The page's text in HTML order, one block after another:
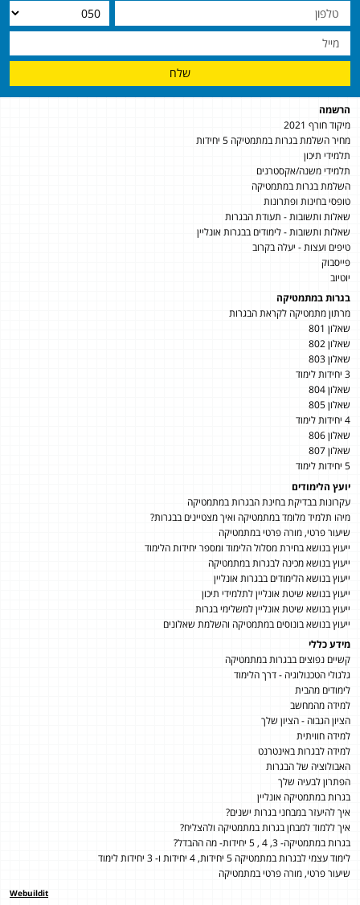
שלח
הרשמה
מיקוד חורף 2021
מחיר השלמת בגרות במתמטיקה 5 יחידות
תלמידי תיכון
תלמידי משנה/אקסטרנים
השלמת בגרות במתמטיקה
טופסי בחינות ופתרונות
שאלות ותשובות - תעודת הבגרות
שאלות ותשובות - לימודים בבגרות אונליין
טיפים ועצות - יעלה בקרוב
פייסבוק
יוטיוב
בגרות במתמטיקה
מרתון מתמטיקה לקראת הבגרות
שאלון 801
שאלון 802
שאלון 803
3 יחידות לימוד
שאלון 804
שאלון 805
4 יחידות לימוד
שאלון 806
שאלון 807
5 יחידות לימוד
יועץ הלימודים
עקרונות בבדיקת בחינת הבגרות במתמטיקה
מיהו תלמיד מלומד במתמטיקה ואיך מצטיינים בבגרות?
שיעור פרטי, מורה פרטי במתמטיקה
ייעוץ בנושא בחירת מסלול הלימוד ומספר יחידות הלימוד
ייעוץ בנושא מכינה לבגרות במתמטיקה
ייעוץ בנושא הלימודים בבגרות אונליין
ייעוץ בנושא שיטת אונליין לתלמידי תיכון
ייעוץ בנושא שיטת אונליין למשלימי בגרות
ייעוץ בנושא בונוסים במתמטיקה והשלמת שאלונים
מידע כללי
קשיים נפוצים בבגרות במתמטיקה
גלגולי הטכנולוגיה - דרך הלימוד
לימודים מהבית
למידה מהמחשב
הציון הגבוה - הציון שלך
למידה חוויתית
למידה לבגרות באינטרנט
האבולוציה של הבגרות
הפתרון לבעיה שלך
בגרות במתמטיקה אונליין
איך להיעזר במבחני בגרות ישנים?
איך ללמוד למבחן בגרות במתמטיקה ולהצליח?
בגרות במתמטיקה- 3, 4 , 5 יחידות- מה ההבדל?
לימוד עצמי לבגרות במתמטיקה 5 יחידות, 4 יחידות ו- 3 יחידות לימוד
שיעור פרטי, מורה פרטי במתמטיקה
Webuildit